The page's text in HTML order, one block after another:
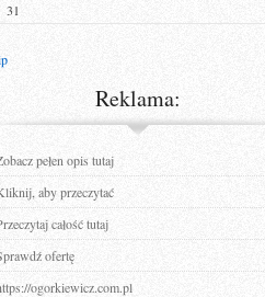
31
Reklama:
pełen opis tutaj
aby przeczytać
całość tutaj
ofertę
ogorkiewicz.com.pl